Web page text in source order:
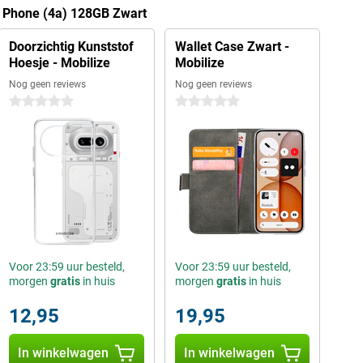
(4a) 128GB Zwart
Doorzichtig Kunststof
Hoesje - Mobilize
Nog geen reviews
0 sterren
Voor 23:59 uur besteld,
morgen gratisin huis
12,95
In winkelwagen
Wallet Case Zwart -
Mobilize
Nog geen reviews
0 sterren
Voor 23:59 uur besteld,
morgen gratisin huis
19,95
In winkelwagen